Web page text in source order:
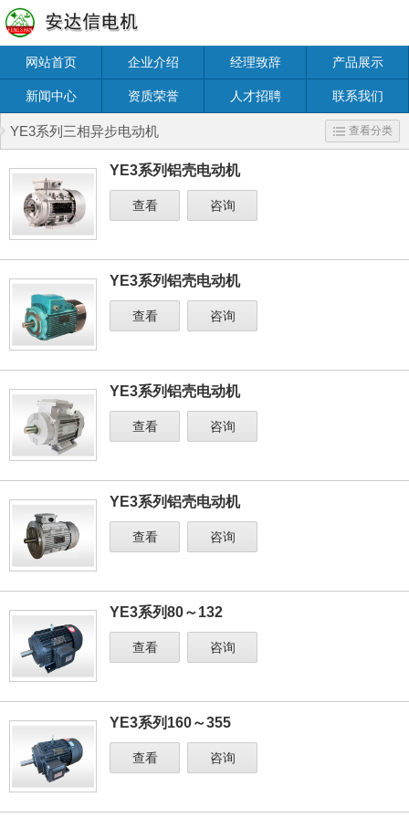
网站首页 企业介绍 经理致辞 产品展示
新闻中心 资质荣誉 人才招聘 联系我们
YE3系列三相异步电动机 查看分类
YE3系列铝壳电动机
查看 咨询
YE3系列铝壳电动机
查看 咨询
YE3系列铝壳电动机
查看 咨询
YE3系列铝壳电动机
查看 咨询
YE3系列80～132
查看 咨询
YE3系列160～355
查看 咨询